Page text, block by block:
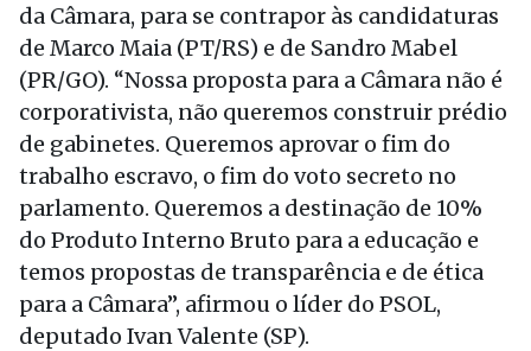
da Câmara, para se contrapor às candidaturas
de Marco Maia (PT/RS) e de Sandro Mabel
(PR/GO). “Nossa proposta para a Câmara não é
corporativista, não queremos construir prédio
de gabinetes. Queremos aprovar o fim do
trabalho escravo, o fim do voto secreto no
parlamento. Queremos a destinação de 10%
do Produto Interno Bruto para a educação e
temos propostas de transparência e de ética
para a Câmara”, afirmou o líder do PSOL,
deputado Ivan Valente (SP).